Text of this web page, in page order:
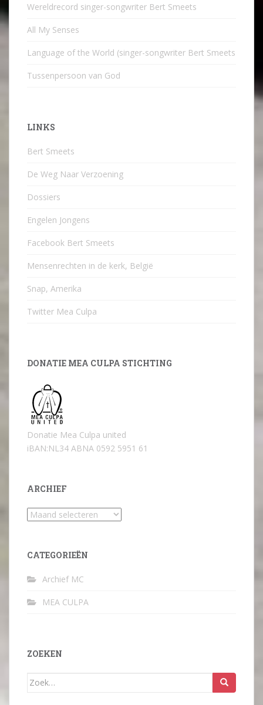
Wereldrecord singer-songwriter Bert Smeets
All My Senses
Language of the World (singer-songwriter Bert Smeets
Tussenpersoon van God
LINKS
Bert Smeets
De Weg Naar Verzoening
Dossiers
Engelen Jongens
Facebook Bert Smeets
Mensenrechten in de kerk, België
Snap, Amerika
Twitter Mea Culpa
DONATIE MEA CULPA STICHTING
Donatie Mea Culpa united
iBAN:NL34 ABNA 0592 5951 61
ARCHIEF
Archief
CATEGORIEËN
Archief MC
MEA CULPA
ZOEKEN
Zoek